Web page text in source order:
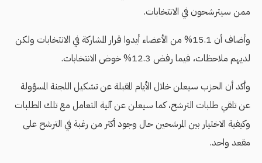
ممن سيترشحون في الانتخابات.
وأضاف أن 15.1% من الأعضاء أيدوا قرار المشاركة في الانتخابات ولكن
لديهم ملاحظات، فيما رفض 12.3% خوض الانتخابات.
وأكد أن الحزب سيعلن خلال الأيام المقبلة عن تشكيل اللجنة المسؤولة
عن تلقي طلبات الترشح، كما سيعلن عن آلية التعامل مع تلك الطلبات
وكيفية الاختيار بين المرشحين حال وجود أكثر من رغبة في الترشح على
مقعد واحد.